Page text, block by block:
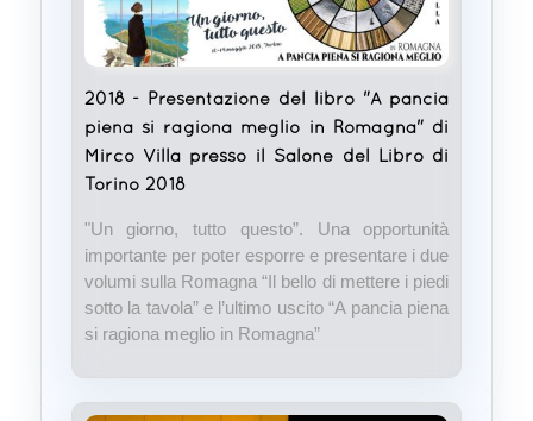
2018 - Presentazione del libro "A pancia
piena si ragiona meglio in Romagna" di
Mirco Villa presso il Salone del Libro di
Torino 2018
"Un giorno, tutto questo”. Una opportunità
importante per poter esporre e presentare i due
volumi sulla Romagna “Il bello di mettere i piedi
sotto la tavola” e l’ultimo uscito “A pancia piena
si ragiona meglio in Romagna”